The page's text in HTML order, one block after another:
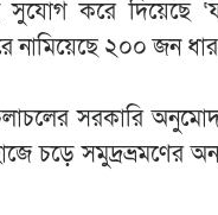
করে দিয়েছে
নামিয়েছে ২০০ জন
সরকারি
চড়ে